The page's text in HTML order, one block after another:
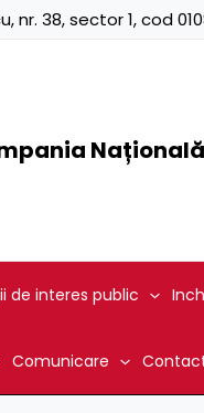
nr. 38, sector 1, cod
Națională
de interes public
Comunicare